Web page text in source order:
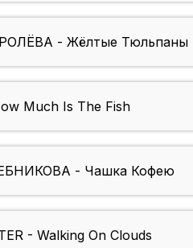
- Жёлтые Тюльпаны
Much Is The Fish
- Чашка Кофею
- Walking On Clouds